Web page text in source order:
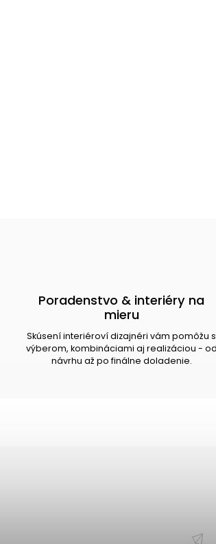
Poradenstvo & interiéry na
mieru
Skúsení interiéroví dizajnéri vám pomôžu s
výberom, kombináciami aj realizáciou - od
návrhu až po finálne doladenie.